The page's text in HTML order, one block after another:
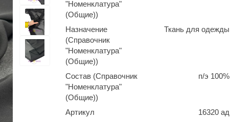
"Номенклатура"
(Общие))
Назначение
(Справочник
"Номенклатура"
(Общие))
Ткань для одежды
Состав (Справочник
"Номенклатура"
(Общие))
п/э 100%
Артикул
16320 ад